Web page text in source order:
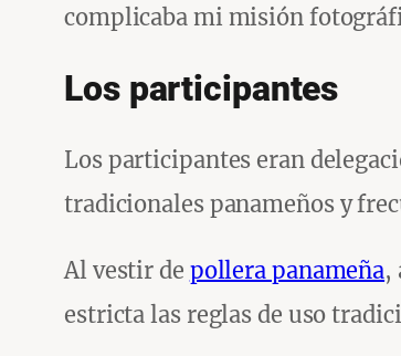
complicaba mi misión
Los participantes
Los participantes eran
tradicionales panameños y
Al vestir de pollera panameña,
estricta las reglas de uso